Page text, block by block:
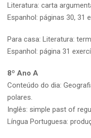
Literatura: carta
Espanhol: páginas 30, 31 e
Para casa: Literatura:
Espanhol: página 31
8º Ano A
Conteúdo do dia:
polares.
Inglês: simple past of
Língua Portuguesa: